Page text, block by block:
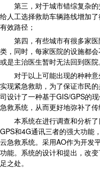
第三，对于城市错综复杂的
给人工选择救助车辆路线增加
有效路径；
第四，有些城市有很多家医
类，同时，每家医院的设施都
或是主治医生暂时无法回到医院
对于以上可能出现的种种意
实现紧急救助，为了保证市民
司设计了一种基于GIS/GPS的
急救系统，从而更好地弥补了传
本系统在进行调查和分析了
GPS和4G通讯三者的强大功能
云急救系统。采用AO作为开发
功能。系统的设计和提出，改
足之处。